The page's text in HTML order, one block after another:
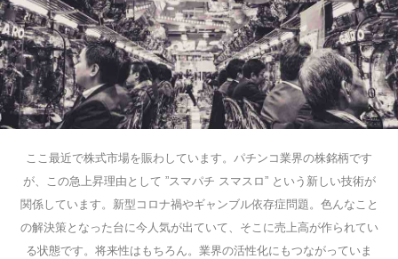
ここ最近で株式市場を賑わしています。パチンコ業界の株銘柄です
が、この急上昇理由として ”スマパチ スマスロ” という新しい技術が
関係しています。新型コロナ禍やギャンブル依存症問題。色んなこと
の解決策となった台に今人気が出ていて、そこに売上高が作られてい
る状態です。将来性はもちろん。業界の活性化にもつながっていま